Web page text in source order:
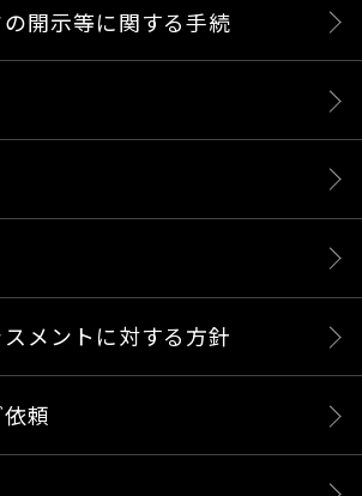
開示等に関する手続
メントに対する方針
頼